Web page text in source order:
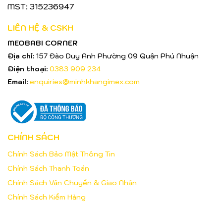
MST: 315236947
LIÊN HỆ & CSKH
MEOBABI CORNER
Địa chỉ: 157 Đào Duy Anh Phường 09 Quận Phú Nhuận
Điện thoại: 0383 909 234
Email: enquiries@minhkhangimex.com
CHÍNH SÁCH
Chính Sách Bảo Mật Thông Tin
Chính Sách Thanh Toán
Chính Sách Vận Chuyển & Giao Nhận
Chính Sách Kiểm Hàng